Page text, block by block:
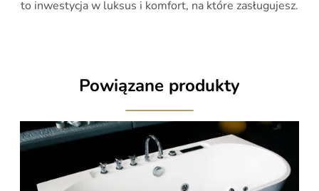
to inwestycja w luksus i komfort, na które zasługujesz.
Powiązane produkty